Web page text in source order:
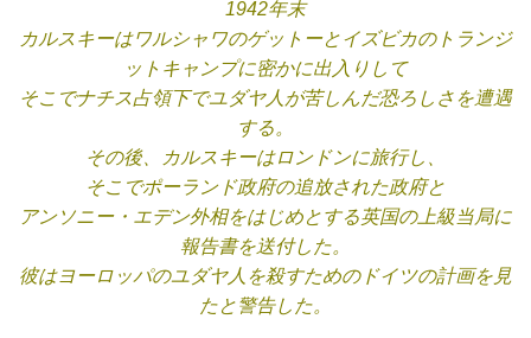
1942年末
カルスキーはワルシャワのゲットーとイズビカのトランジ
ットキャンプに密かに出入りして
そこでナチス占領下でユダヤ人が苦しんだ恐ろしさを遭遇
する。
その後、カルスキーはロンドンに旅行し、
そこでポーランド政府の追放された政府と
アンソニー・エデン外相をはじめとする英国の上級当局に
報告書を送付した。
彼はヨーロッパのユダヤ人を殺すためのドイツの計画を見
たと警告した。